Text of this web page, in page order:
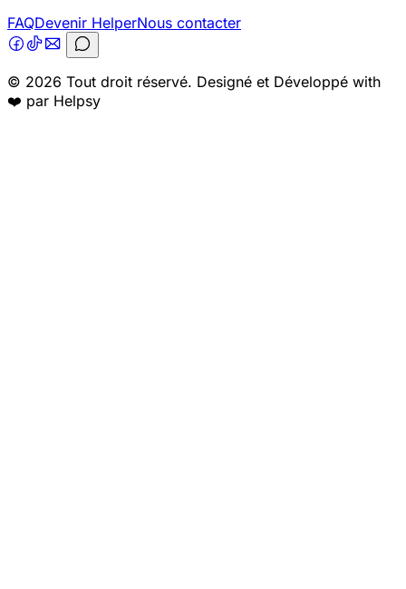
FAQDevenir HelperNous contacter
© 2026 Tout droit réservé. Designé et Développé with
❤️ par Helpsy